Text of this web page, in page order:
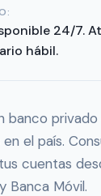
24/7.
hábil.
banco
el país.
cuentas
Banca Móvil.